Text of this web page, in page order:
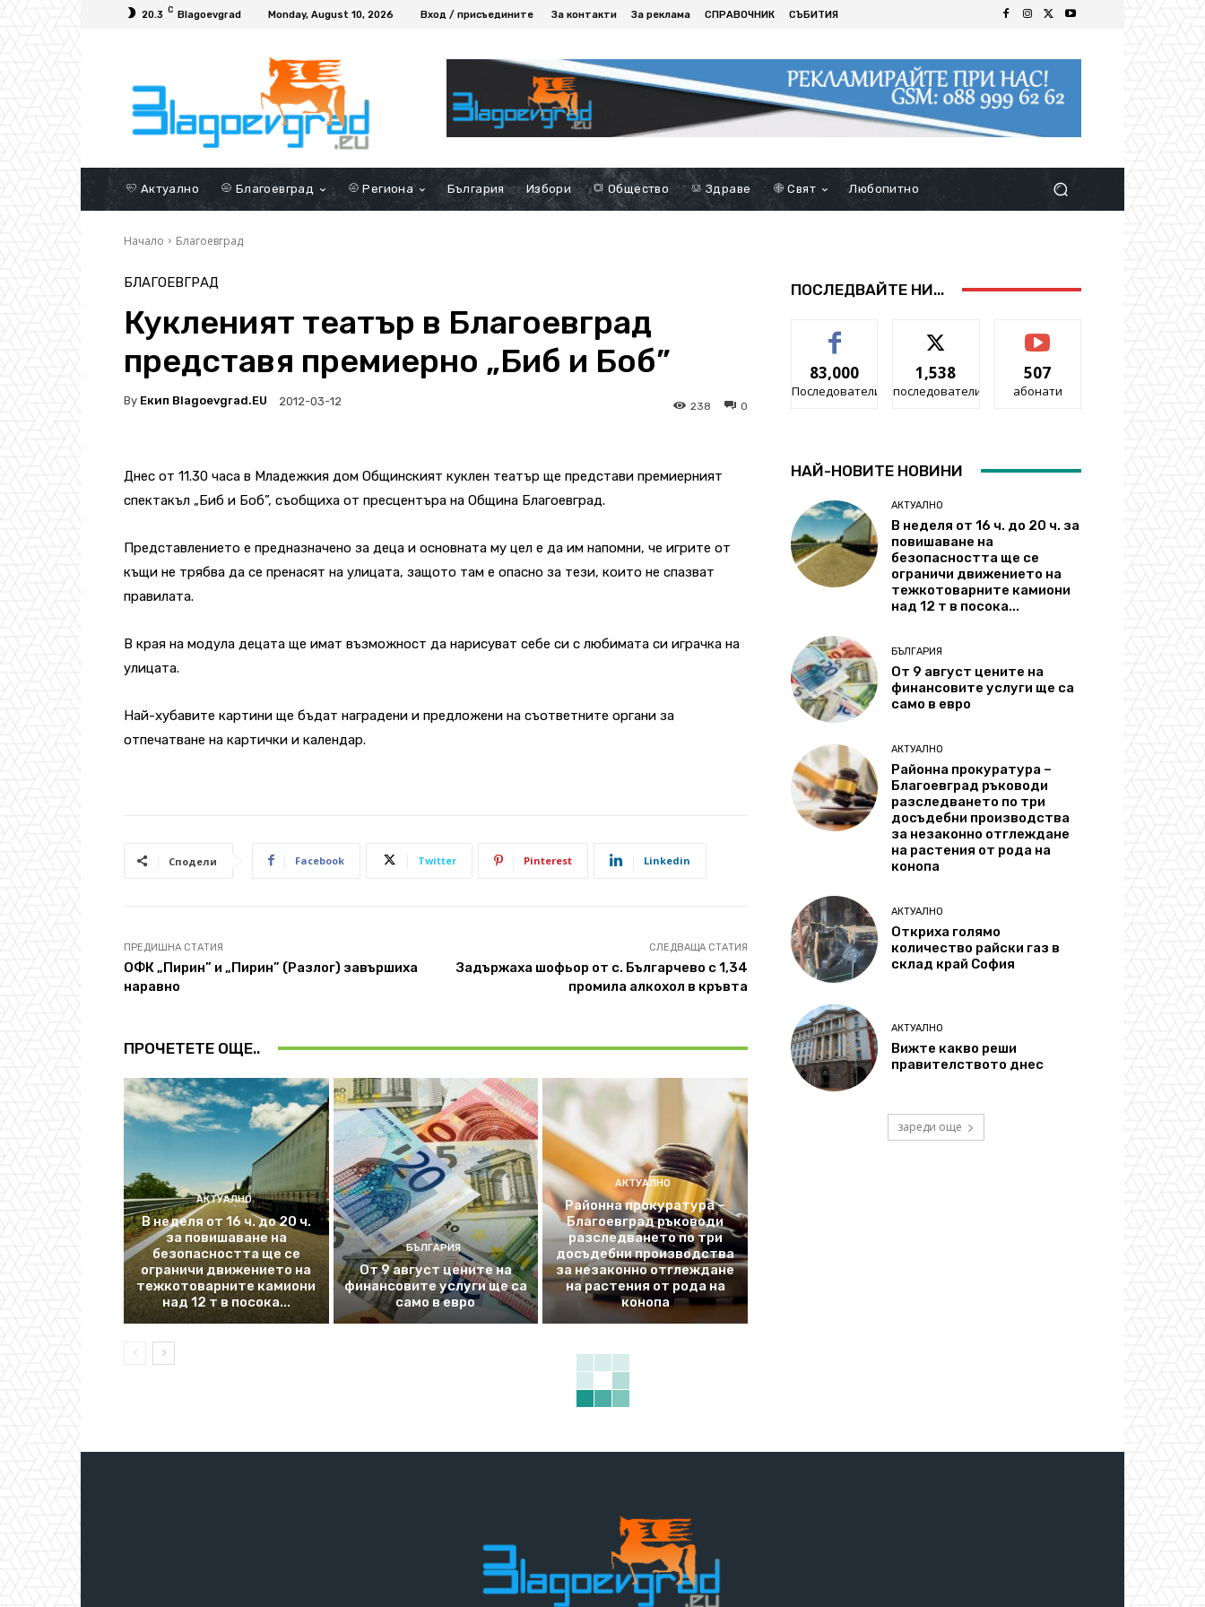
20.3 C Blagoevgrad Monday, August 10, 2026 Вход / присъедините За контакти За реклама СПРАВОЧНИК СЪБИТИЯ
Актуално Благоевград Региона България Избори Общество Здраве Свят Любопитно
Начало Благоевград
БЛАГОЕВГРАД
Кукленият театър в Благоевград
представя премиерно „Биб и Боб”
By Екип Blagoevgrad.EU 2012-03-12 0
238
Днес от 11.30 часа в Младежкия дом Общинският куклен театър ще представи премиерният
спектакъл „Биб и Боб”, съобщиха от пресцентъра на Община Благоевград.
Представлението е предназначено за деца и основната му цел е да им напомни, че игрите от
къщи не трябва да се пренасят на улицата, защото там е опасно за тези, които не спазват
правилата.
В края на модула децата ще имат възможност да нарисуват себе си с любимата си играчка на
улицата.
Най-хубавите картини ще бъдат наградени и предложени на съответните органи за
отпечатване на картички и календар.
Сподели Facebook Twitter Pinterest Linkedin
ПРЕДИШНА СТАТИЯ
ОФК „Пирин” и „Пирин” (Разлог) завършиха
наравно
СЛЕДВАЩА СТАТИЯ
Задържаха шофьор от с. Българчево с 1,34
промила алкохол в кръвта
ПРОЧЕТЕТЕ ОЩЕ..
АКТУАЛНО
В неделя от 16 ч. до 20 ч.
за повишаване на
безопасността ще се
ограничи движението на
тежкотоварните камиони
над 12 т в посока...
БЪЛГАРИЯ
От 9 август цените на
финансовите услуги ще са
само в евро
АКТУАЛНО
Районна прокуратура –
Благоевград ръководи
разследването по три
досъдебни производства
за незаконно отглеждане
на растения от рода на
конопа
ПОСЛЕДВАЙТЕ НИ...
83,000
Последователи
1,538
последователи
507
абонати
НАЙ-НОВИТЕ НОВИНИ
АКТУАЛНО
В неделя от 16 ч. до 20 ч. за
повишаване на
безопасността ще се
ограничи движението на
тежкотоварните камиони
над 12 т в посока...
БЪЛГАРИЯ
От 9 август цените на
финансовите услуги ще са
само в евро
АКТУАЛНО
Районна прокуратура –
Благоевград ръководи
разследването по три
досъдебни производства
за незаконно отглеждане
на растения от рода на
конопа
АКТУАЛНО
Откриха голямо
количество райски газ в
склад край София
АКТУАЛНО
Вижте какво реши
правителството днес
зареди още